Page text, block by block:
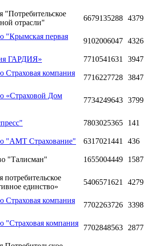
"Потребительское
отрасли"
6679135288 4379
"Крымская первая
9102006047 4326
ГАРДИЯ» 7710541631 3947
Страховая компания
7716227728 3847
«Страховой Дом
7734249643 3799
7803025365 141
"АМТ Страхование" 6317021441 436
"Талисман" 1655004449 1587
потребительское
единство»
5406571621 4279
Страховая компания
7702263726 3398
"Страховая компания
7702848563 2877